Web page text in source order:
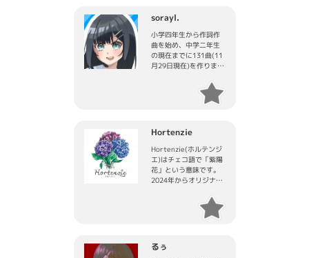
sorayl.
小学四年生から作詞作
曲を始め、中学二年生
の現在までに131曲(11
月29日現在)を作りまし
Hortenzie
Hortenzie(ホルテンジ
エ)はチェコ語で「紫陽
花」という意味です。
2024年からオリジナル
チャンネルでは、パペ
ットたちが人気曲のカ
バーや子ども向けの童
陽花のように、色とり
どりに歌います！
るぅ